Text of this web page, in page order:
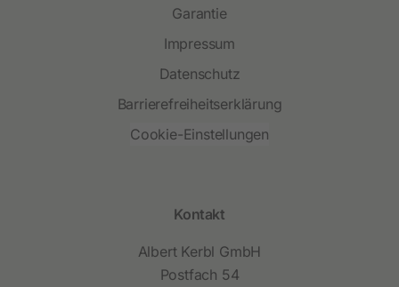
Garantie
Impressum
Datenschutz
Barrierefreiheitserklärung
Cookie-Einstellungen
Kontakt
Albert Kerbl GmbH
Postfach 54